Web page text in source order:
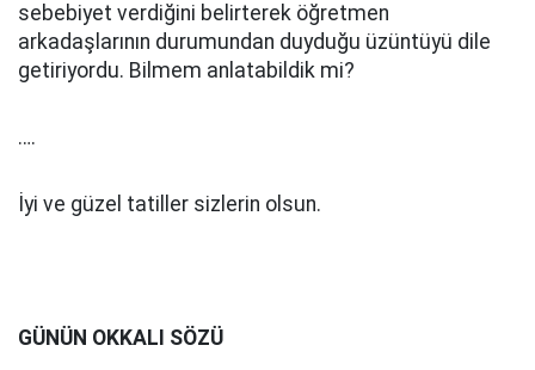
sebebiyet verdiğini belirterek öğretmen
arkadaşlarının durumundan duyduğu üzüntüyü dile
getiriyordu. Bilmem anlatabildik mi?
….
İyi ve güzel tatiller sizlerin olsun.
GÜNÜN OKKALI SÖZÜ